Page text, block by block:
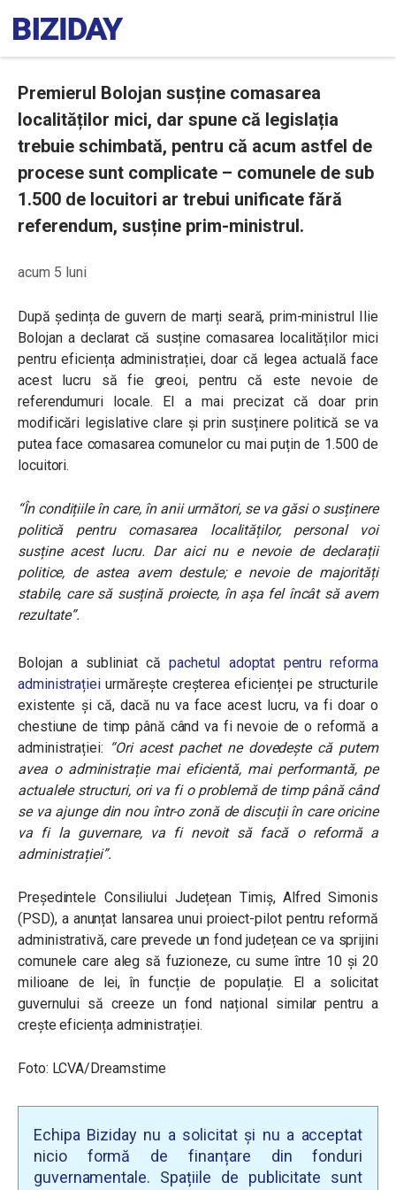
Premierul Bolojan susține comasarea
localităților mici, dar spune că legislația
trebuie schimbată, pentru că acum astfel de
procese sunt complicate – comunele de sub
1.500 de locuitori ar trebui unificate fără
referendum, susține prim-ministrul.
acum 5 luni
După ședința de guvern de marți seară, prim-ministrul Ilie
Bolojan a declarat că susține comasarea localităților mici
pentru eficiența administrației, doar că legea actuală face
acest lucru să fie greoi, pentru că este nevoie de
referendumuri locale. El a mai precizat că doar prin
modificări legislative clare și prin susținere politică se va
putea face comasarea comunelor cu mai puțin de 1.500 de
locuitori.
“În condițiile în care, în anii următori, se va găsi o susținere
politică pentru comasarea localităților, personal voi
susține acest lucru. Dar aici nu e nevoie de declarații
politice, de astea avem destule; e nevoie de majorități
stabile, care să susțină proiecte, în așa fel încât să avem
rezultate”.
Bolojan a subliniat că pachetul adoptat pentru reforma
administrației urmărește creșterea eficienței pe structurile
existente și că, dacă nu va face acest lucru, va fi doar o
chestiune de timp până când va fi nevoie de o reformă a
administrației: “Ori acest pachet ne dovedește că putem
avea o administrație mai eficientă, mai performantă, pe
actualele structuri, ori va fi o problemă de timp până când
se va ajunge din nou într-o zonă de discuții în care oricine
va fi la guvernare, va fi nevoit să facă o reformă a
administrației”.
Președintele Consiliului Județean Timiș, Alfred Simonis
(PSD), a anunțat lansarea unui proiect-pilot pentru reformă
administrativă, care prevede un fond județean ce va sprijini
comunele care aleg să fuzioneze, cu sume între 10 și 20
milioane de lei, în funcție de populație. El a solicitat
guvernului să creeze un fond național similar pentru a
crește eficiența administrației.
Foto: LCVA/Dreamstime
Echipa Biziday nu a solicitat și nu a acceptat
nicio formă de finanțare din fonduri
guvernamentale. Spațiile de publicitate sunt